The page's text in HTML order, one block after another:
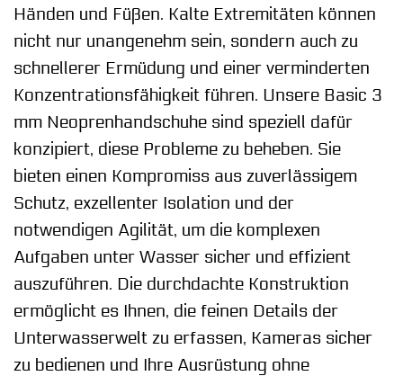
Händen und Füßen. Kalte Extremitäten können
nicht nur unangenehm sein, sondern auch zu
schnellerer Ermüdung und einer verminderten
Konzentrationsfähigkeit führen. Unsere Basic 3
mm Neoprenhandschuhe sind speziell dafür
konzipiert, diese Probleme zu beheben. Sie
bieten einen Kompromiss aus zuverlässigem
Schutz, exzellenter Isolation und der
notwendigen Agilität, um die komplexen
Aufgaben unter Wasser sicher und effizient
auszuführen. Die durchdachte Konstruktion
ermöglicht es Ihnen, die feinen Details der
Unterwasserwelt zu erfassen, Kameras sicher
zu bedienen und Ihre Ausrüstung ohne